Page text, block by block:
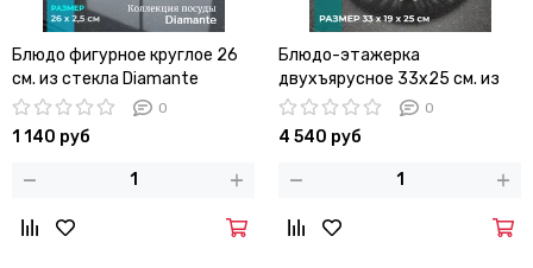
Блюдо фигурное круглое 26
см. из стекла Diamante
0
1 140 руб
Блюдо-этажерка
двухъярусное 33х25 см. из
стекла Oceania
0
4 540 руб